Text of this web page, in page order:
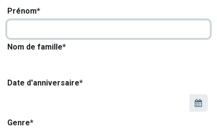
Prénom*
Nom de famille*
Date d'anniversaire*
Genre*